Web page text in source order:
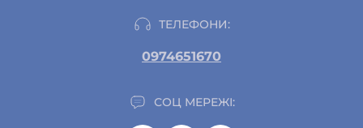
ТЕЛЕФОНИ:
0974651670
СОЦ МЕРЕЖІ: